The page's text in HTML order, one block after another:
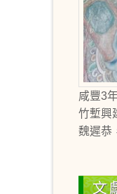
咸豐3
竹塹興
魏遲恭
文